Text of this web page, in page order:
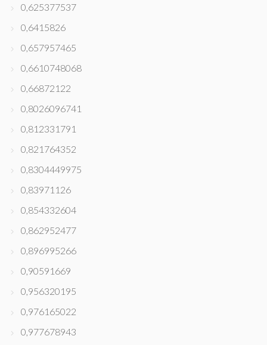
0,625377537
0,6415826
0,657957465
0,6610748068
0,66872122
0,8026096741
0,812331791
0,821764352
0,8304449975
0,83971126
0,854332604
0,862952477
0,896995266
0,90591669
0,956320195
0,976165022
0,977678943